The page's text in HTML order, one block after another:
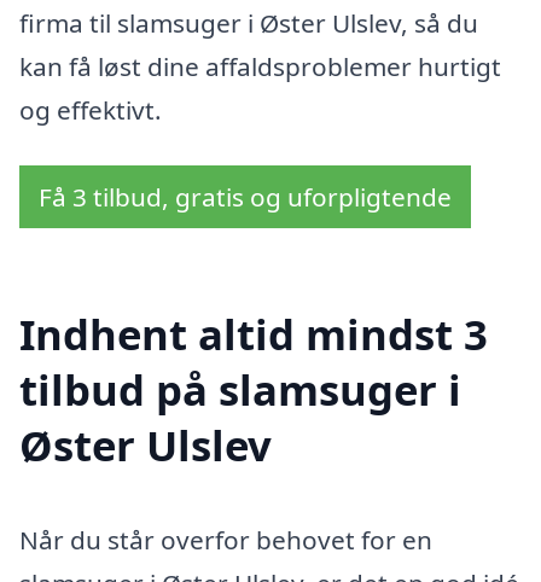
firma til slamsuger i Øster Ulslev, så du
kan få løst dine affaldsproblemer hurtigt
og effektivt.
Få 3 tilbud, gratis og uforpligtende
Indhent altid mindst 3
tilbud på slamsuger i
Øster Ulslev
Når du står overfor behovet for en